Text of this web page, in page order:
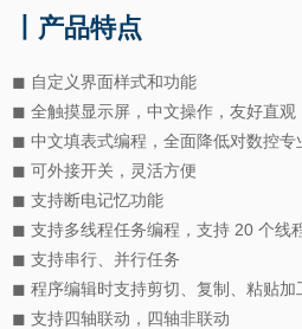
丨产品特点
◼ 自定义界面样式和功能
◼ 全触摸显示屏，中文操作，友好直观
◼ 中文填表式编程，全面降低对数控专
◼ 可外接开关，灵活方便
◼ 支持断电记忆功能
◼ 支持多线程任务编程，支持 20 个线
◼ 支持串行、并行任务
◼ 程序编辑时支持剪切、复制、粘贴加
◼ 支持四轴联动，四轴非联动